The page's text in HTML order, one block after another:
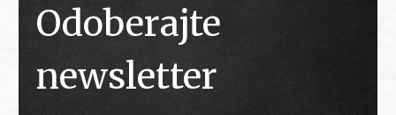
Odoberajte
newsletter